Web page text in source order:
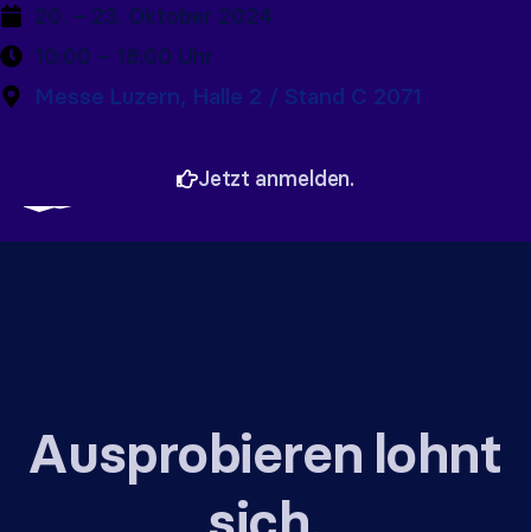
20. – 23. Oktober 2024
10:00 – 18:00 Uhr
Messe Luzern, Halle 2 / Stand C 2071
Jetzt anmelden.
Ausprobieren lohnt